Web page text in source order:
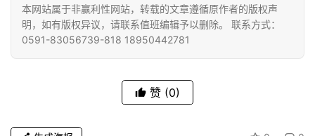
免
责
本网站属于非赢利性网站，转载的文章遵循原作者的版权声
明，如有版权异议，请联系值班编辑予以删除。 联系方式：
0591-83056739-818 18950442781
赞 (0)